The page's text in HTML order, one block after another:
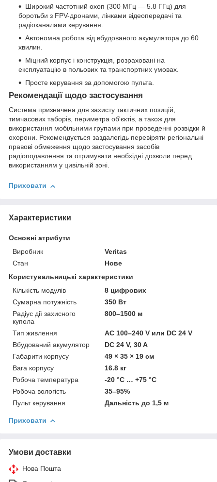
Широкий частотний охоп (300 МГц — 5.8 ГГц) для
боротьби з FPV-дронами, лінками відеопередачі та
радіоканалами керування.
Автономна робота від вбудованого акумулятора до 60
хвилин.
Міцний корпус і конструкція, розраховані на
експлуатацію в польових та транспортних умовах.
Просте керування за допомогою пульта.
Рекомендації щодо застосування
Система призначена для захисту тактичних позицій,
тимчасових таборів, периметра об'єктів, а також для
використання мобільними групами при проведенні розвідки й
охорони. Рекомендується заздалегідь перевіряти регіональні
правові обмеження щодо застосування засобів
радіоподавлення та отримувати необхідні дозволи перед
використанням у цивільній зоні.
Приховати
Характеристики
Основні атрибути
Виробник
Veritas
Стан
Нове
Користувальницькі характеристики
Кількість модулів
8 цифрових
Сумарна потужність
350 Вт
Радіус дії захисного
купола
800–1500 м
Тип живлення
AC 100–240 V или DC 24 V
Вбудований акумулятор
DC 24 V, 30 A
Габарити корпусу
49 × 35 × 19 см
Вага корпусу
16.8 кг
Робоча температура
-20 °C … +75 °C
Робоча вологість
35–95%
Пульт керування
Дальність до 1,5 м
Приховати
Умови доставки
Нова Пошта